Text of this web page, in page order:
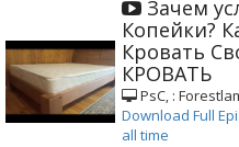
Зачем
Копейки?
Кровать
КРОВАТЬ
РѕС‚ :
Download Full
all time